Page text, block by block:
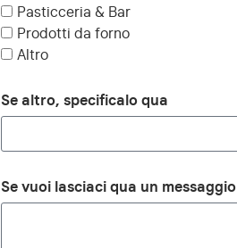
Pasticceria & Bar
Prodotti da forno
Altro
Se altro, specificalo qua
Se vuoi lasciaci qua un messaggio